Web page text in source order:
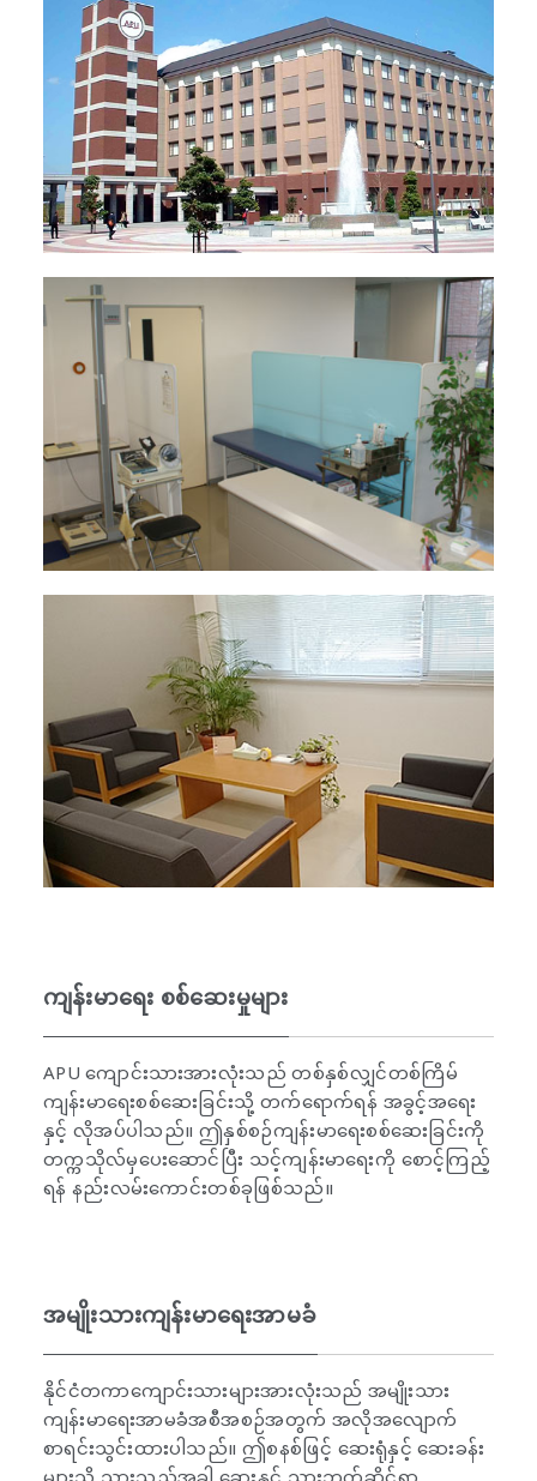
ကျန်းမာရေး စစ်ဆေးမှုများ
APU ကျောင်းသားအားလုံးသည် တစ်နှစ်လျှင်တစ်ကြိမ်
ကျန်းမာရေးစစ်ဆေးခြင်းသို့ တက်ရောက်ရန် အခွင့်အရေး
နှင့် လိုအပ်ပါသည်။ ဤနှစ်စဉ်ကျန်းမာရေးစစ်ဆေးခြင်းကို
တက္ကသိုလ်မှပေးဆောင်ပြီး သင့်ကျန်းမာရေးကို စောင့်ကြည့်
ရန် နည်းလမ်းကောင်းတစ်ခုဖြစ်သည်။
အမျိုးသားကျန်းမာရေးအာမခံ
နိုင်ငံတကာကျောင်းသားများအားလုံးသည် အမျိုးသား
ကျန်းမာရေးအာမခံအစီအစဉ်အတွက် အလိုအလျောက်
စာရင်းသွင်းထားပါသည်။ ဤစနစ်ဖြင့် ဆေးရုံနှင့် ဆေးခန်း